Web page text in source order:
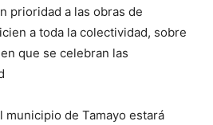
prioridad a las obras de
a toda la colectividad, sobre
que se celebran las
municipio de Tamayo estará